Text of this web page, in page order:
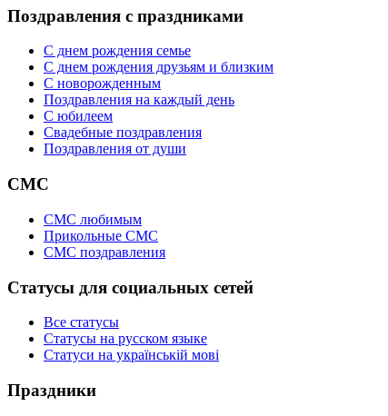
Поздравления с праздниками
С днем рождения семье
С днем рождения друзьям и близким
C новорожденным
Поздравления на каждый день
С юбилеем
Свадебные поздравления
Поздравления от души
СМС
СМС любимым
Прикольные СМС
СМС поздравления
Статусы для социальных сетей
Все статусы
Статусы на русском языке
Статуси на українській мові
Праздники